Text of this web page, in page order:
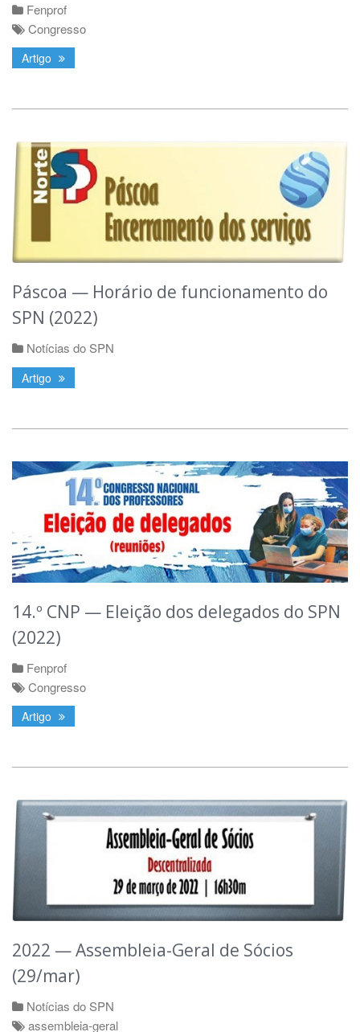
Fenprof
Congresso
Artigo
Páscoa — Horário de funcionamento do
SPN (2022)
Notícias do SPN
Artigo
14.º CNP — Eleição dos delegados do SPN
(2022)
Fenprof
Congresso
Artigo
2022 — Assembleia-Geral de Sócios
(29/mar)
Notícias do SPN
assembleia-geral